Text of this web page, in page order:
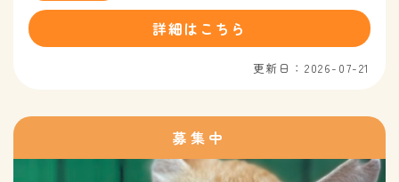
詳細はこちら
更新日：2026-07-21
募集中